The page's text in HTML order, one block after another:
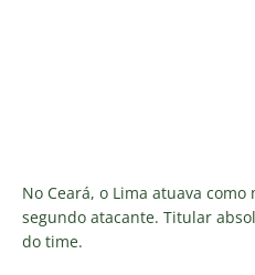
No Ceará, o Lima atuava
segundo atacante. Titular
do time.